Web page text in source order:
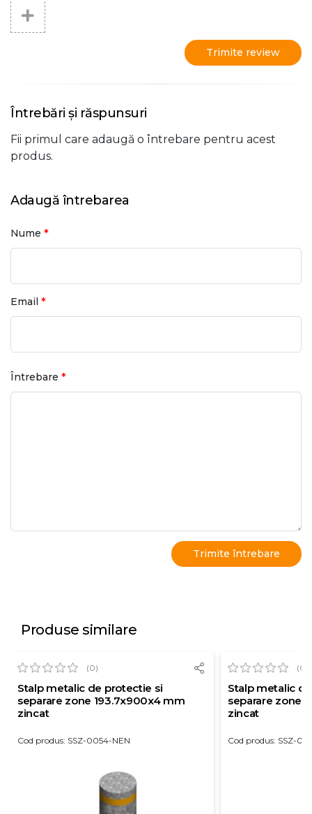
Trimite review
Întrebări și răspunsuri
Fii primul care adaugă o întrebare pentru acest
produs.
Adaugă întrebarea
Nume *
Email *
Întrebare *
Produse similare
(0)
Stalp metalic de protectie si
separare zone 193.7x900x4 mm
zincat
Cod produs: SSZ-0054-NEN
(0)
Stalp metalic
separare zone
zincat
Cod produs: SSZ-